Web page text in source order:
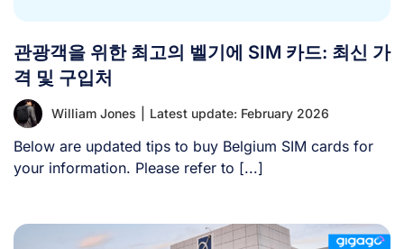
관광객을 위한 최고의 벨기에 SIM 카드: 최신 가
격 및 구입처
William Jones Latest update: February 2026
Below are updated tips to buy Belgium SIM cards for
your information. Please refer to [...]